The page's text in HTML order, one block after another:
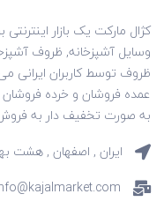
کژال مارکت یک بازار
وسایل آشپزخانه, ظروف
ظروف توسط کاربران ایرانی
عمده فروشان و خرده
به صورت تخفیف دار به فروش
ایران , اصفهان , هشت